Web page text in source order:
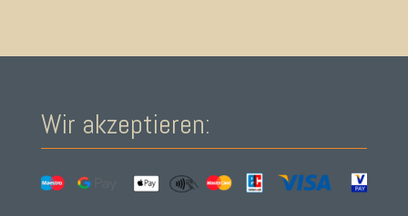
Wir akzeptieren: